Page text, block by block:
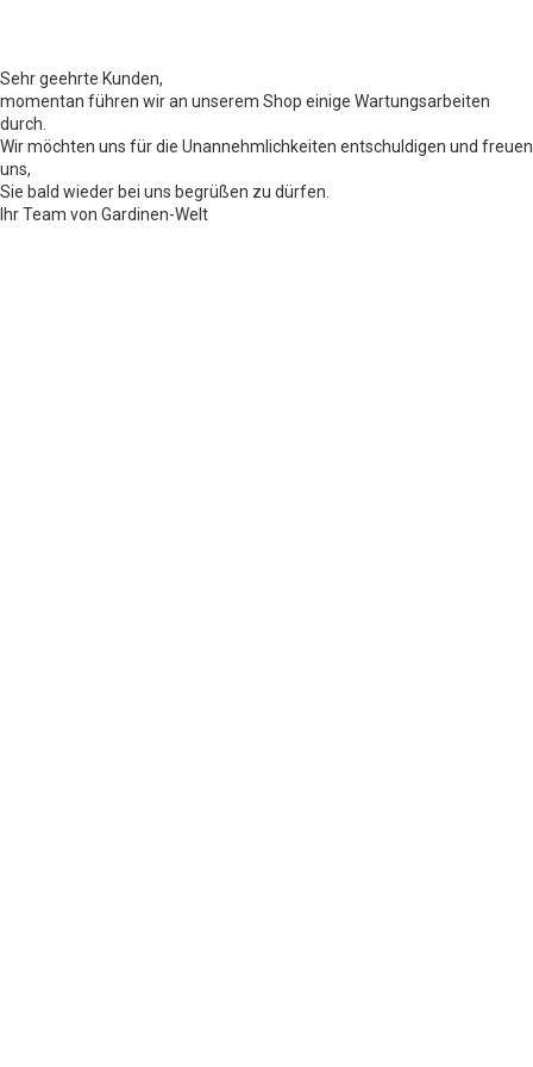
Sehr geehrte Kunden,
momentan führen wir an unserem Shop einige Wartungsarbeiten
durch.
Wir möchten uns für die Unannehmlichkeiten entschuldigen und freuen
uns,
Sie bald wieder bei uns begrüßen zu dürfen.
Ihr Team von Gardinen-Welt